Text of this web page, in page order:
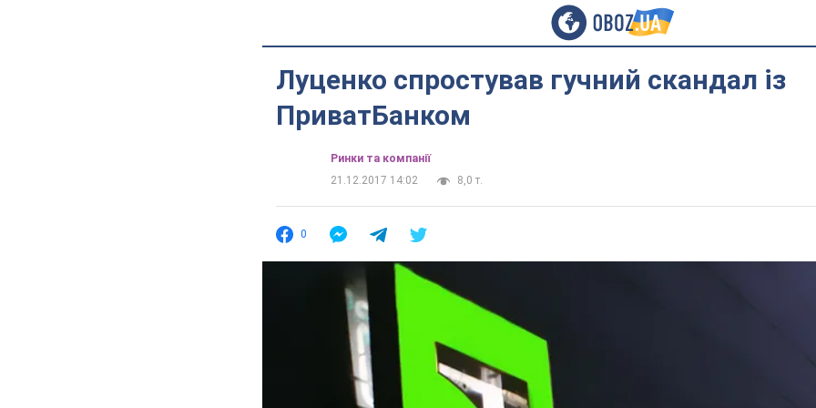
Луценко спростував гучний скандал із
ПриватБанком
Ринки та компанії
21.12.2017 14:02
8,0 т.
0